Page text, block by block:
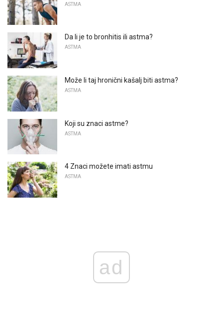
ASTMA
Da li je to bronhitis ili astma?
ASTMA
Može li taj hronični kašalj biti astma?
ASTMA
Koji su znaci astme?
ASTMA
4 Znaci možete imati astmu
ASTMA
ad